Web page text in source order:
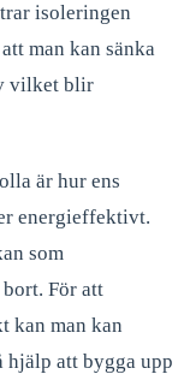
isoleringen
man kan sänka
vilket blir
är hur ens
energieffektivt.
som
För att
kan man kan
att bygga upp